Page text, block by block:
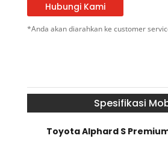
Hubungi Kami
*Anda akan diarahkan ke customer
Spesifikasi
Toyota Alphard S